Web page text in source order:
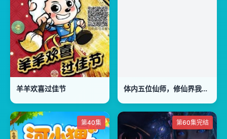
羊羊欢喜过佳节 体内五位仙师，修仙界我无敌！
第40集 第60集完结